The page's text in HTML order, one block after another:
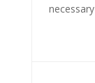
necessary